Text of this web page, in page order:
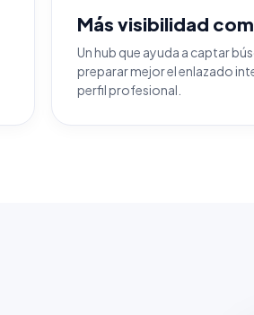
Más visibilidad
Un hub que ayuda a captar
preparar mejor el enlazado
perfil profesional.